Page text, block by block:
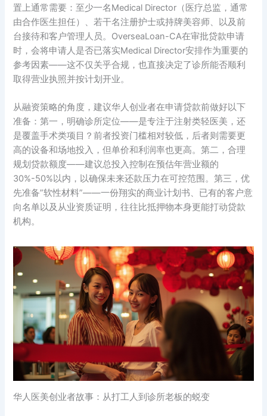
置上通常需要：至少一名Medical Director（医疗总监，通常
由合作医生担任）、若干名注册护士或持牌美容师、以及前
台接待和客户管理人员。OverseaLoan-CA在审批贷款申请
时，会将申请人是否已落实Medical Director安排作为重要的
参考因素——这不仅关乎合规，也直接决定了诊所能否顺利
取得营业执照并按计划开业。
从融资策略的角度，建议华人创业者在申请贷款前做好以下
准备：第一，明确诊所定位——是专注于注射类轻医美，还
是覆盖手术类项目？前者投资门槛相对较低，后者则需要更
高的设备和场地投入，但单价和利润率也更高。第二，合理
规划贷款额度——建议总投入控制在预估年营业额的
30%-50%以内，以确保未来还款压力在可控范围。第三，优
先准备”软性材料”——一份翔实的商业计划书、已有的客户意
向名单以及从业资质证明，往往比抵押物本身更能打动贷款
机构。
华人医美创业者故事：从打工人到诊所老板的蜕变